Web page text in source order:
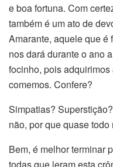
e boa fortuna. Com
também é um ato de
Amarante, aquele que é
nos dará durante o ano
focinho, pois
comemos. Confere?
Simpatias?
não, por que quase todo
Bem, é melhor terminar